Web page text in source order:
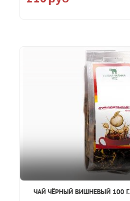
ЧАЙ ЧЁРНЫЙ ВИШНЕВЫЙ 100 Г.